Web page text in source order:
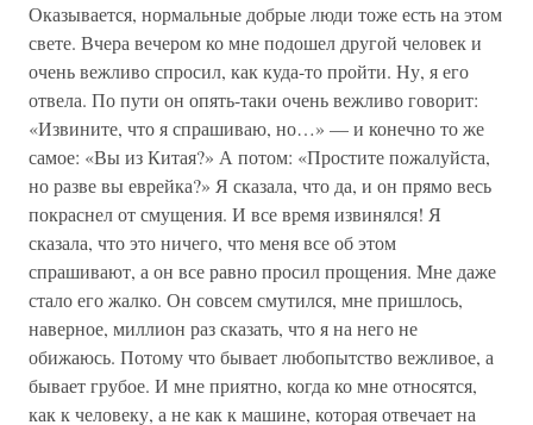
Оказывается, нормальные добрые люди тоже есть на этом
свете. Вчера вечером ко мне подошел другой человек и
очень вежливо спросил, как куда-то пройти. Ну, я его
отвела. По пути он опять-таки очень вежливо говорит:
«Извините, что я спрашиваю, но…» — и конечно то же
самое: «Вы из Китая?» А потом: «Простите пожалуйста,
но разве вы еврейка?» Я сказала, что да, и он прямо весь
покраснел от смущения. И все время извинялся! Я
сказала, что это ничего, что меня все об этом
спрашивают, а он все равно просил прощения. Мне даже
стало его жалко. Он совсем смутился, мне пришлось,
наверное, миллион раз сказать, что я на него не
обижаюсь. Потому что бывает любопытство вежливое, а
бывает грубое. И мне приятно, когда ко мне относятся,
как к человеку, а не как к машине, которая отвечает на